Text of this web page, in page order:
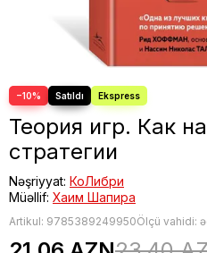
Bestseller
−10%
Теория игр. Как
стратегии
Nəşriyyat: КоЛибри
Müəllif: Хаим Шапира
Artikul: 9785389249950Ölçü vahidi: